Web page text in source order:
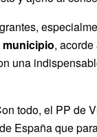
municipio,
una
todo, el PP de
España que